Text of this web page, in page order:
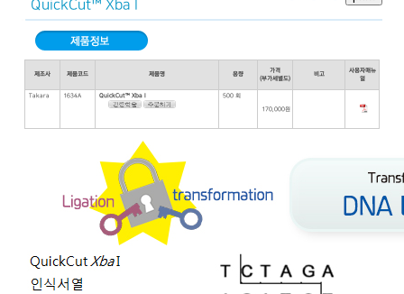
QuickCut™ Xba I
제조사 제품코드 제품명 용량
가격
(부가세별도)
비고
사용자매뉴
얼
Takara 1634A QuickCut™ Xba I 500 회
170,000원